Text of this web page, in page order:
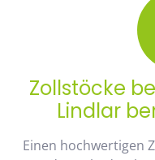
Zollstöcke
Lindlar
Einen hochwertigen